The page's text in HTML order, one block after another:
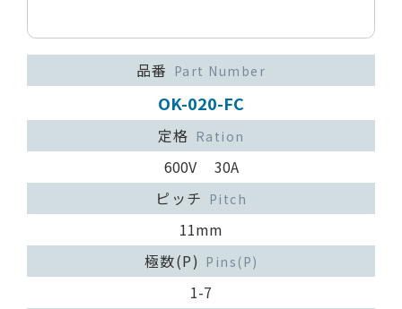
品番 Part Number
OK-020-FC
定格 Ration
600V 30A
ピッチ Pitch
11mm
極数(P) Pins(P)
1-7